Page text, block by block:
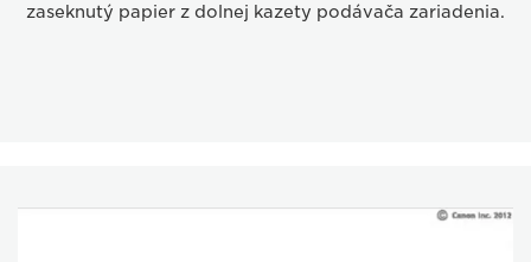
zaseknutý papier z dolnej kazety podávača zariadenia.